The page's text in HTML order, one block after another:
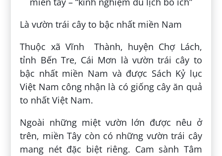
Là vườn trái cây to bậc nhất miền Nam
Thuộc xã Vĩnh Thành, huyện Chợ Lách,
tỉnh Bến Tre, Cái Mơn là vườn trái cây to
bậc nhất miền Nam và được Sách Kỷ lục
Việt Nam công nhận là có giống cây ăn quả
to nhất Việt Nam.
Ngoài những miệt vườn lớn được nêu ở
trên, miền Tây còn có những vườn trái cây
mang nét đặc biệt riêng. Cam sành Tâm